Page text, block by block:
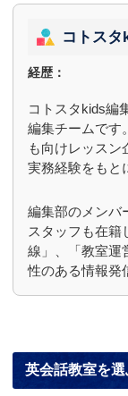
コトス
経歴：
コトスタkids編
編集チームです
も向けレッスン
実務経験をもと
編集部のメンバ
スタッフも在籍
線」、「教室運
性のある情報発
英会話教室を